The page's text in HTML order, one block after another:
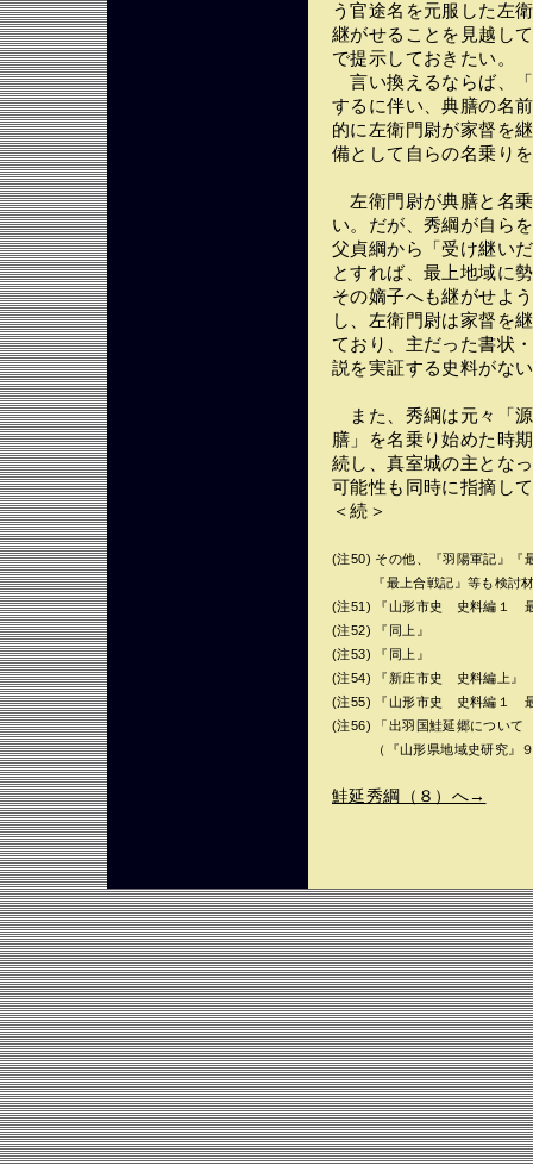
う官途名を元服した左
継がせることを見越し
で提示しておきたい。
言い換えるならば、
するに伴い、典膳の名
的に左衛門尉が家督を
備として自らの名乗り
左衛門尉が典膳と名
い。だが、秀綱が自ら
父貞綱から「受け継い
とすれば、最上地域に
その嫡子へも継がせよ
し、左衛門尉は家督を
ており、主だった書状
説を実証する史料がな
また、秀綱は元々「
膳」を名乗り始めた時
続し、真室城の主とな
可能性も同時に指摘し
＜続＞
(注50) その他、『羽陽軍記』『
『最上合戦記』等も検討材
(注51) 『山形市史 史料編１
(注52) 『同上』
(注53) 『同上』
(注54) 『新庄市史 史料編上』
(注55) 『山形市史 史料編１
(注56) 「出羽国鮭延郷につい
（『山形県地域史研究』９
鮭延秀綱（８）へ→